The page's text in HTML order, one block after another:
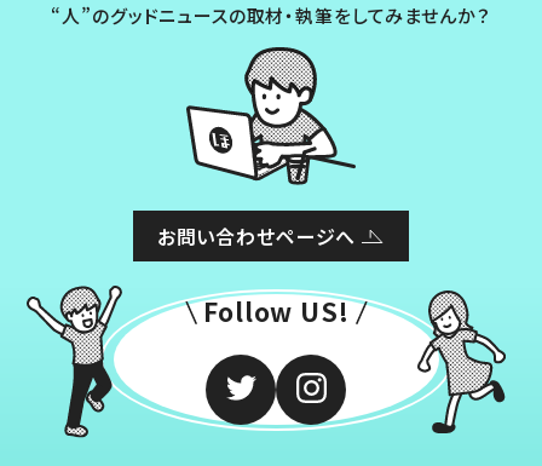
“人”のグッドニュースの取材・執筆をしてみませんか？
お問い合わせページへ
Follow US!